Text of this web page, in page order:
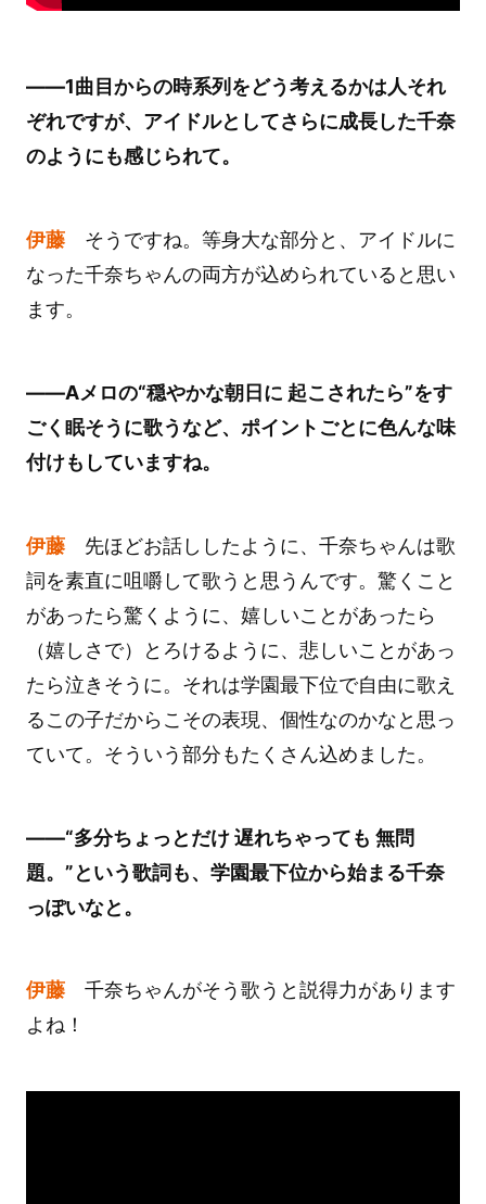
――1曲目からの時系列をどう考えるかは人それ
ぞれですが、アイドルとしてさらに成長した千奈
のようにも感じられて。
伊藤そうですね。等身大な部分と、アイドルに
なった千奈ちゃんの両方が込められていると思い
ます。
――Aメロの“穏やかな朝日に 起こされたら”をす
ごく眠そうに歌うなど、ポイントごとに色んな味
付けもしていますね。
伊藤先ほどお話ししたように、千奈ちゃんは歌
詞を素直に咀嚼して歌うと思うんです。驚くこと
があったら驚くように、嬉しいことがあったら
（嬉しさで）とろけるように、悲しいことがあっ
たら泣きそうに。それは学園最下位で自由に歌え
るこの子だからこその表現、個性なのかなと思っ
ていて。そういう部分もたくさん込めました。
――“多分ちょっとだけ 遅れちゃっても 無問
題。”という歌詞も、学園最下位から始まる千奈
っぽいなと。
伊藤千奈ちゃんがそう歌うと説得力があります
よね！